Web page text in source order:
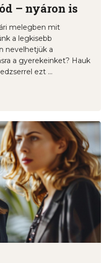
– nyáron is
melegben mit
a legkisebb
nevelhetjük a
a gyerekeinket? Hauk
ezt ...